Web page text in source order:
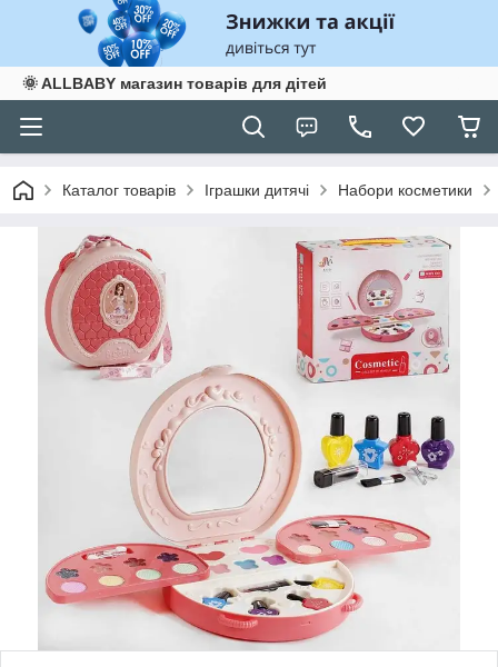
🌞 ALLBABY магазин товарів для дітей
Каталог товарів Іграшки дитячі Набори косметики